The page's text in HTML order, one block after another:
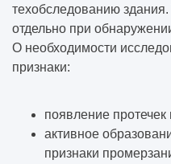
техобследованию
отдельно при
О необходимости
признаки:
появление
активное
признаки